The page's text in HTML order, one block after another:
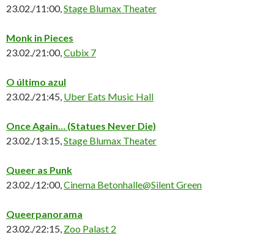
23.02./11:00,Stage Blumax Theater
Monk in Pieces
23.02./21:00,Cubix 7
O último azul
23.02./21:45, Uber Eats Music Hall
Once Again… (Statues Never Die)
23.02./13:15,Stage Blumax Theater
Queer as Punk
23.02./12:00,Cinema Betonhalle@Silent Green
Queerpanorama
23.02./22:15, Zoo Palast 2